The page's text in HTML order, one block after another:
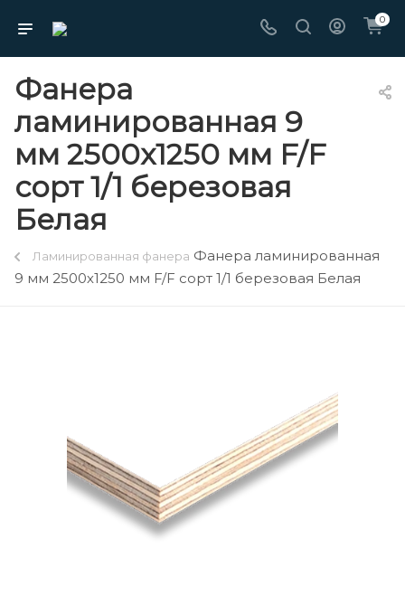
0
Фанера
ламинированная 9
мм 2500х1250 мм F/F
сорт 1/1 березовая
Белая
Ламинированная фанера Фанера ламинированная
9 мм 2500х1250 мм F/F сорт 1/1 березовая Белая